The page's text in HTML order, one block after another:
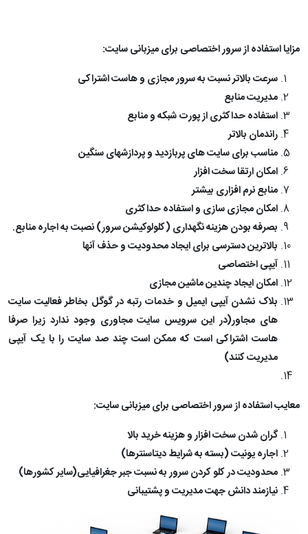
مزایا استفاده از سرور اختصاصی برای میزبانی سایت:
سرعت بالاتر نسبت به سرور مجازی و هاست اشتراکی
مدیریت منابع
استفاده حداکثری از پورت شبکه و منابع
راندمان بالاتر
مناسب برای سایت های پربازدید و پردازشهای سنگین
امکان ارتقا سخت افزار
منابع نرم افزاری بیشتر
امکان مجازی سازی و استفاده حداکثری
بصرفه بودن هزینه نگهداری (کلولوکیشن سرور) نصبت به اجاره منابع.
بالاترین دسترسی برای ایجاد محدودیت و حذف آنها
آیپی اختصاصی
امکان ایجاد چندین ماشین مجازی
بلاک نشدن آیپی ایمیل و خدمات رتبه در گوگل بخاطر فعالیت سایت
های مجاور(در این سرویس سایت مجاوری وجود ندارد زیرا صرفا
هاست اشتراکی است که ممکن است چند صد سایت را با یک آیپی
مدیریت کنند)
معایب استفاده از سرور اختصاصی برای میزبانی سایت:
گران شدن سخت افزار و هزینه خرید بالا
اجاره یونیت (بسته به شرایط دیتاسنترها)
محدودیت در کلو کردن سرور به نسبت جبر جغرافیایی(سایر کشورها)
نیازمند دانش جهت مدیریت و پشتیبانی